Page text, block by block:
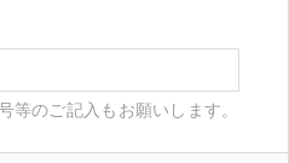
のご記入もお願いします。